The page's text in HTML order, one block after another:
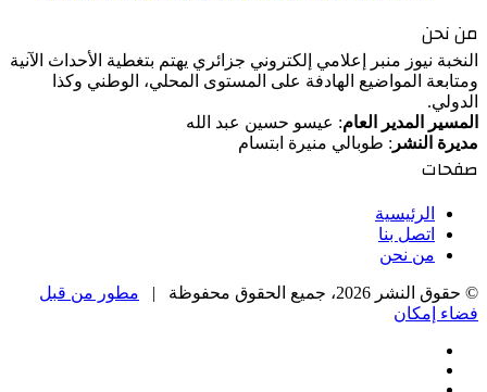
من نحن
النخبة نيوز منبر إعلامي إلكتروني جزائري يهتم بتغطية الأحداث الآنية
ومتابعة المواضيع الهادفة على المستوى المحلي، الوطني وكذا
الدولي.
المسير المدير العام: عيسو حسين عبد الله
مديرة النشر : طوبالي منيرة ابتسام
صفحات
الرئيسية
اتصل بنا
من نحن
© حقوق النشر 2026، جميع الحقوق محفوظة |
مطور من قبل
فضاء إمكان